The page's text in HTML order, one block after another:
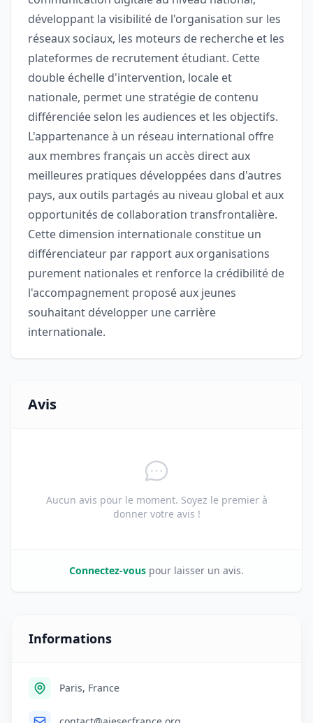
développant la visibilité de l'organisation sur les
réseaux sociaux, les moteurs de recherche et les
plateformes de recrutement étudiant. Cette
double échelle d'intervention, locale et
nationale, permet une stratégie de contenu
différenciée selon les audiences et les objectifs.
L'appartenance à un réseau international offre
aux membres français un accès direct aux
meilleures pratiques développées dans d'autres
pays, aux outils partagés au niveau global et aux
opportunités de collaboration transfrontalière.
Cette dimension internationale constitue un
différenciateur par rapport aux organisations
purement nationales et renforce la crédibilité de
l'accompagnement proposé aux jeunes
souhaitant développer une carrière
internationale.
Avis
Aucun avis pour le moment. Soyez le premier à
donner votre avis !
Connectez-vous pour laisser un avis.
Informations
Paris, France